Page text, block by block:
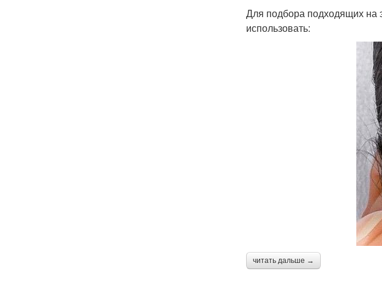
Для подбора подходящих на
использовать:
читать дальше →